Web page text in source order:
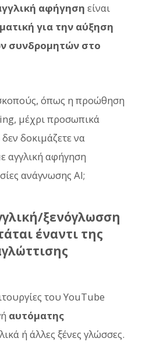
αφήγηση είναι
για την αύξηση
συνδρομητών στο
όπως η προώθηση
μέχρι προσωπικά
δεν δοκιμάζετε να
αγγλική αφήγηση
ανάγνωσης AI;
ξενόγλωσση
έναντι της
του YouTube
αυτόματης
ή άλλες ξένες γλώσσες.